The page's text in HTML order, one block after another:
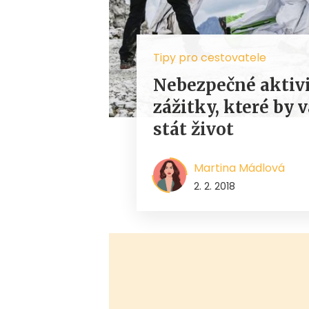
Tipy pro cestovatele
Nebezpečné
zážitky, které by
stát život
Martina Mádlová
2. 2. 2018